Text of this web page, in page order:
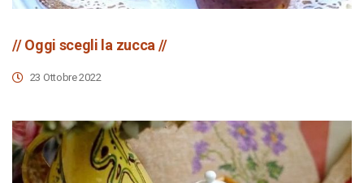
// Oggi scegli la zucca //
23 Ottobre 2022